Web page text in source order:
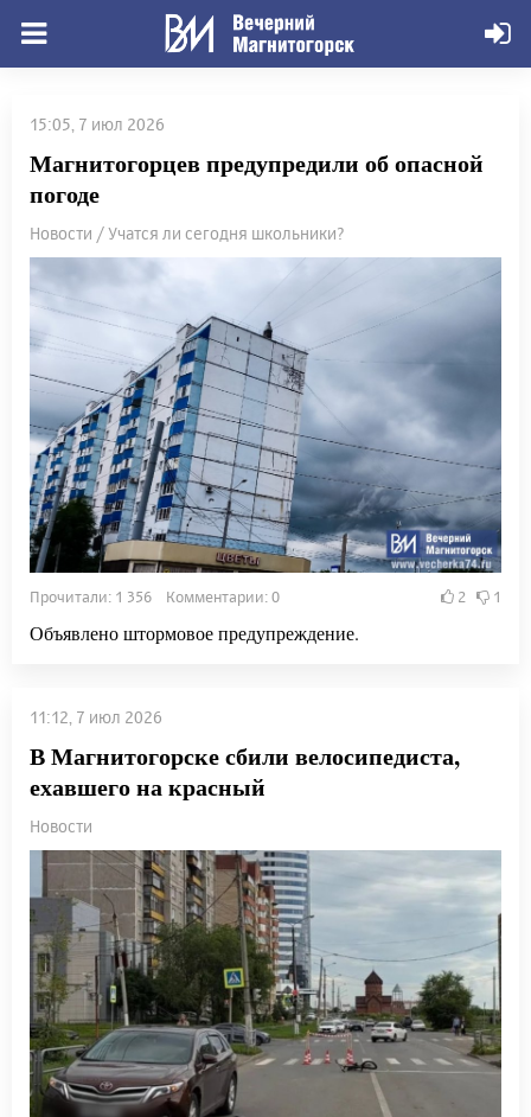
15:05, 7 июл 2026
Магнитогорцев предупредили об опасной
погоде
Новости / Учатся ли сегодня школьники?
Прочитали: 1 356 Комментарии: 0 2 1
Объявлено штормовое предупреждение.
11:12, 7 июл 2026
В Магнитогорске сбили велосипедиста,
ехавшего на красный
Новости